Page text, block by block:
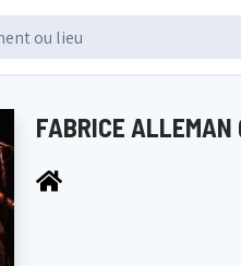
FABRICE ALLEMAN